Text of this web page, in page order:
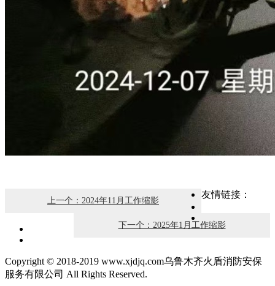
上一个：2024年11月工作缩影
下一个：2025年1月工作缩影
友情链接：
Copyright © 2018-2019 www.xjdjq.com乌鲁木齐火盾消防安保
服务有限公司 All Rights Reserved.